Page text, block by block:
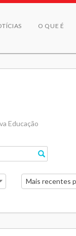
O QUE É
Educação
Mais recentes